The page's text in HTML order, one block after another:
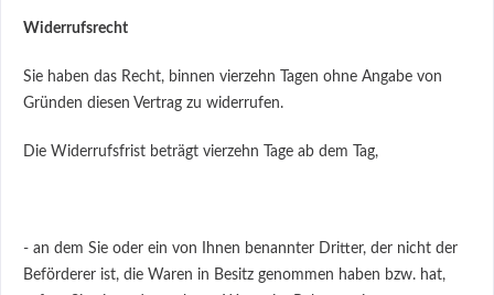
Widerrufsrecht
Sie haben das Recht, binnen vierzehn Tagen ohne Angabe von
Gründen diesen Vertrag zu widerrufen.
Die Widerrufsfrist beträgt vierzehn Tage ab dem Tag,
- an dem Sie oder ein von Ihnen benannter Dritter, der nicht der
Beförderer ist, die Waren in Besitz genommen haben bzw. hat,